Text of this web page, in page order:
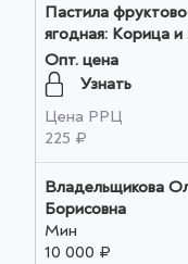
Пастила
ягодная: Корица и
60гр оптом
Опт. цена
Узнать
Цена РРЦ
225 ₽
Владельщикова
Борисовна
Мин
10 000 ₽